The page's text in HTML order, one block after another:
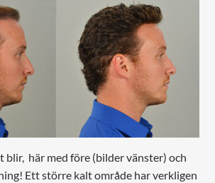
blir, här med före (bilder vänster) och
Ett större kalt område har verkligen